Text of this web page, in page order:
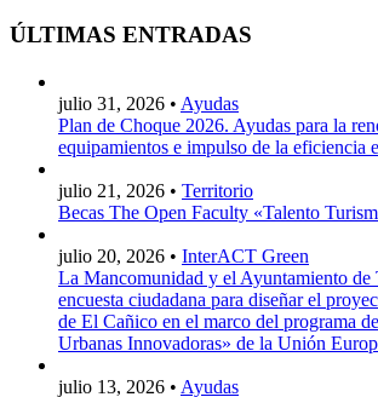
ÚLTIMAS ENTRADAS
julio 31, 2026 • Ayudas
Plan de Choque 2026. Ayudas para la
equipamientos e impulso de la eficiencia
julio 21, 2026 • Territorio
Becas The Open Faculty «Talento
julio 20, 2026 • InterACT Green
La Mancomunidad y el Ayuntamiento de
encuesta ciudadana para diseñar el
de El Cañico en el marco del programa
Urbanas Innovadoras» de la Unión
julio 13, 2026 • Ayudas